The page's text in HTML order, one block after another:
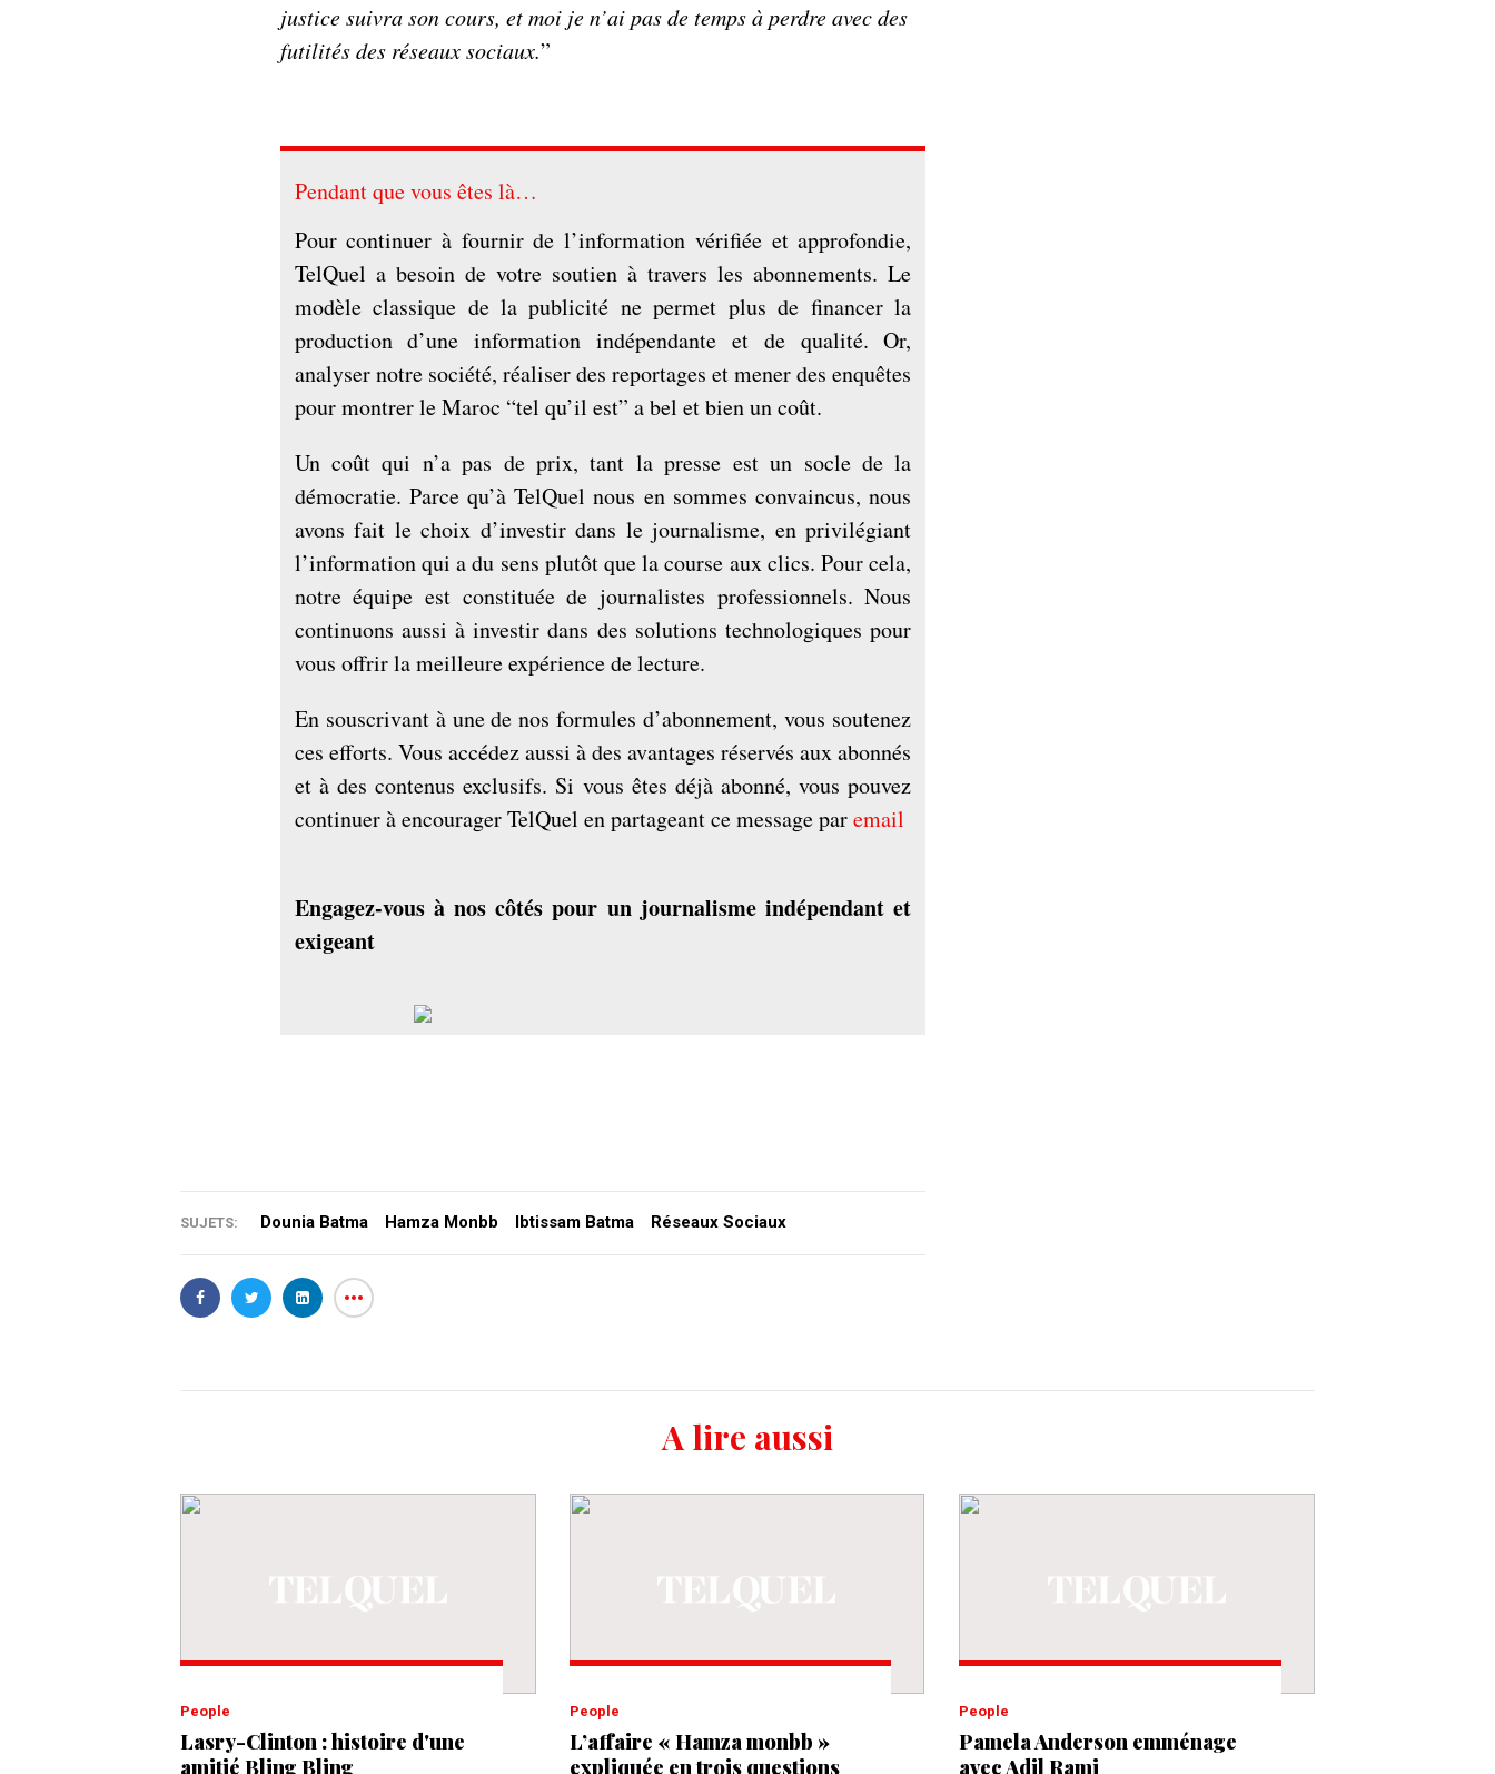
justice suivra son cours, et moi je n’ai pas de temps à perdre avec des
futilités des réseaux sociaux.”
Pendant que vous êtes là…
Pour continuer à fournir de l’information vérifiée et approfondie,
TelQuel a besoin de votre soutien à travers les abonnements. Le
modèle classique de la publicité ne permet plus de financer la
production d’une information indépendante et de qualité. Or,
analyser notre société, réaliser des reportages et mener des enquêtes
pour montrer le Maroc “tel qu’il est” a bel et bien un coût.
Un coût qui n’a pas de prix, tant la presse est un socle de la
démocratie. Parce qu’à TelQuel nous en sommes convaincus, nous
avons fait le choix d’investir dans le journalisme, en privilégiant
l’information qui a du sens plutôt que la course aux clics. Pour cela,
notre équipe est constituée de journalistes professionnels. Nous
continuons aussi à investir dans des solutions technologiques pour
vous offrir la meilleure expérience de lecture.
En souscrivant à une de nos formules d’abonnement, vous soutenez
ces efforts. Vous accédez aussi à des avantages réservés aux abonnés
et à des contenus exclusifs. Si vous êtes déjà abonné, vous pouvez
continuer à encourager TelQuel en partageant ce message paremail
Engagez-vous à nos côtés pour un journalisme indépendant et
exigeant
SUJETS: Dounia Batma Hamza Monbb Ibtissam Batma Réseaux Sociaux
A lire aussi
People
Lasry-Clinton : histoire d'une
amitié Bling Bling
People
L’affaire « Hamza monbb »
expliquée en trois questions
People
Pamela Anderson emménage
avec Adil Rami